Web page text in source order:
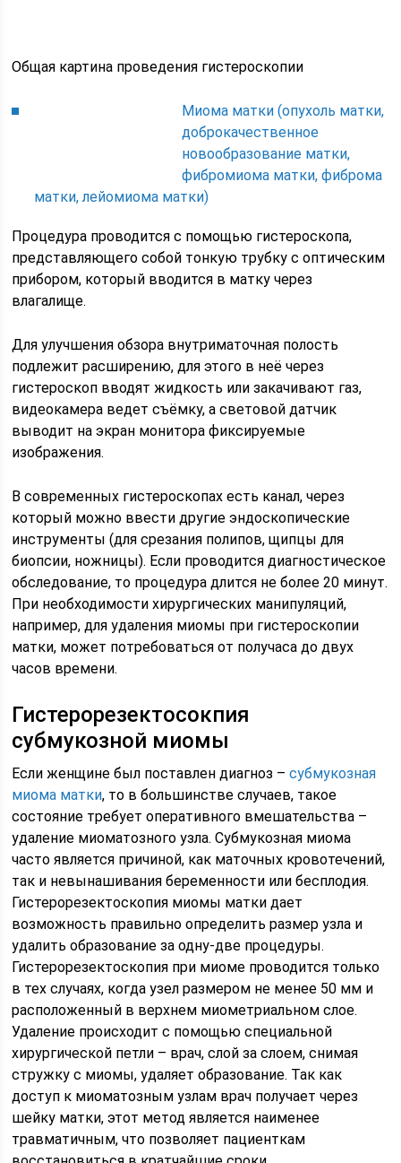
Общая картина проведения гистероскопии
Миома матки (опухоль матки,
доброкачественное
новообразование матки,
фибромиома матки, фиброма
матки, лейомиома матки)
Процедура проводится с помощью гистероскопа,
представляющего собой тонкую трубку с оптическим
прибором, который вводится в матку через
влагалище.
Для улучшения обзора внутриматочная полость
подлежит расширению, для этого в неё через
гистероскоп вводят жидкость или закачивают газ,
видеокамера ведет съёмку, а световой датчик
выводит на экран монитора фиксируемые
изображения.
В современных гистероскопах есть канал, через
который можно ввести другие эндоскопические
инструменты (для срезания полипов, щипцы для
биопсии, ножницы). Если проводится диагностическое
обследование, то процедура длится не более 20 минут.
При необходимости хирургических манипуляций,
например, для удаления миомы при гистероскопии
матки, может потребоваться от получаса до двух
часов времени.
Гистерорезектосокпия
субмукозной миомы
Если женщине был поставлен диагноз –субмукозная
миома матки, то в большинстве случаев, такое
состояние требует оперативного вмешательства –
удаление миоматозного узла. Субмукозная миома
часто является причиной, как маточных кровотечений,
так и невынашивания беременности или бесплодия.
Гистерорезектоскопия миомы матки дает
возможность правильно определить размер узла и
удалить образование за одну-две процедуры.
Гистерорезектоскопия при миоме проводится только
в тех случаях, когда узел размером не менее 50 мм и
расположенный в верхнем миометриальном слое.
Удаление происходит с помощью специальной
хирургической петли – врач, слой за слоем, снимая
стружку с миомы, удаляет образование. Так как
доступ к миоматозным узлам врач получает через
шейку матки, этот метод является наименее
травматичным, что позволяет пациенткам